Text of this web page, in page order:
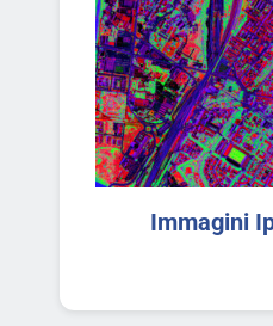
Immagini